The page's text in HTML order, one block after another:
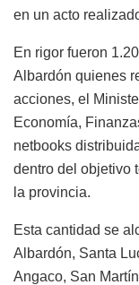
en un acto
En rigor fueron
Albardón quienes
acciones, el
Economía,
netbooks
dentro del objetivo
la provincia.
Esta cantidad se
Albardón, Santa
Angaco, San